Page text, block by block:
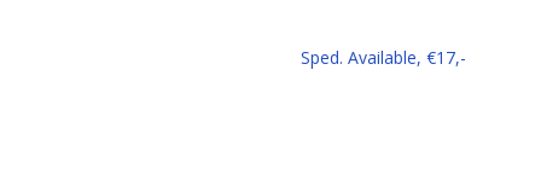
Sped. Available, €17,-